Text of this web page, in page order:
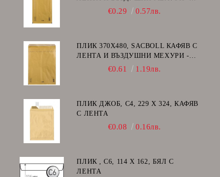
€0.29 0.57лв.
ПЛИК 370Х480, SACBOLL КАФЯВ С
ЛЕНТА И ВЪЗДУШНИ МЕХУРИ -
€0.61 1.19лв.
ПЛИК ДЖОБ, C4, 229 Х 324, КАФЯВ
С ЛЕНТА
€0.08 0.16лв.
ПЛИК , C6, 114 Х 162, БЯЛ С
ЛЕНТА